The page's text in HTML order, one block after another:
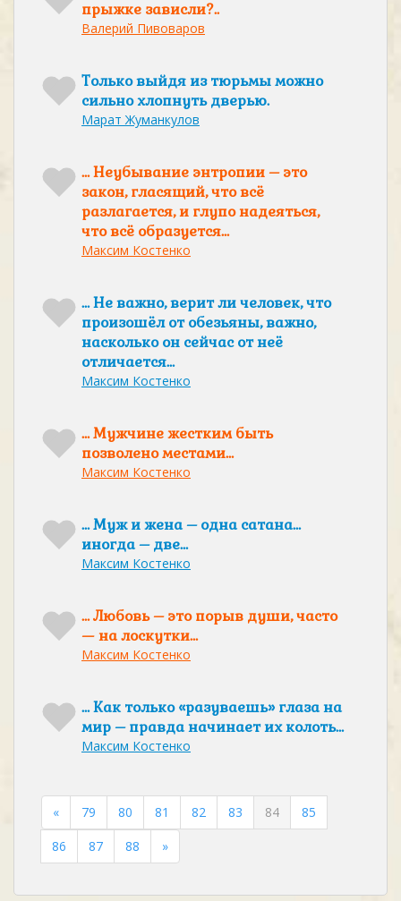
прыжке зависли?..
Валерий Пивоваров
Только выйдя из тюрьмы можно
сильно хлопнуть дверью.
Марат Жуманкулов
… Неубывание энтропии – это
закон, гласящий, что всё
разлагается, и глупо надеяться,
что всё образуется…
Максим Костенко
… Не важно, верит ли человек, что
произошёл от обезьяны, важно,
насколько он сейчас от неё
отличается…
Максим Костенко
… Мужчине жестким быть
позволено местами…
Максим Костенко
… Муж и жена – одна сатана…
иногда – две…
Максим Костенко
… Любовь – это порыв души, часто
— на лоскутки…
Максим Костенко
… Как только «разуваешь» глаза на
мир – правда начинает их колоть…
Максим Костенко
« 79 80 81 82 83 84
85
86
87 88 »